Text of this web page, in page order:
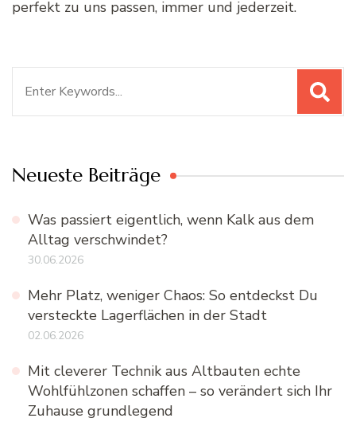
perfekt zu uns passen, immer und jederzeit.
Neueste Beiträge
Was passiert eigentlich, wenn Kalk aus dem
Alltag verschwindet?
30.06.2026
Mehr Platz, weniger Chaos: So entdeckst Du
versteckte Lagerflächen in der Stadt
02.06.2026
Mit cleverer Technik aus Altbauten echte
Wohlfühlzonen schaffen – so verändert sich Ihr
Zuhause grundlegend